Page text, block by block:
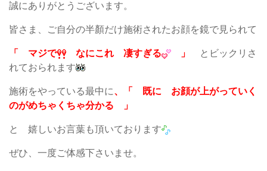
誠にありがとうございます。
皆さま、ご自分の半顏だけ施術されたお顔を鏡で見られて
「 マジで なにこれ 凄すぎる 」
とビックリさ
れておられます
施術をやっている最中に、「 既に お顔が上がっていく
のがめちゃくちゃ分かる
」
と 嬉しいお言葉も頂いております
ぜひ、一度ご体感下さいませ。